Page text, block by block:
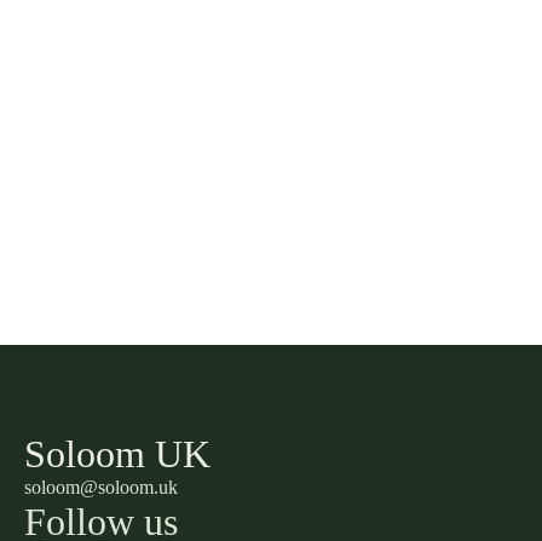
Soloom UK
soloom@soloom.uk
Follow us